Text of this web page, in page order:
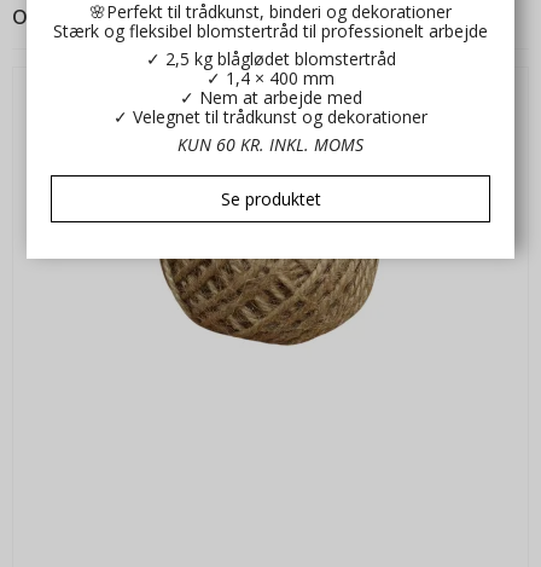
også købt🌸Perfekt til trådkunst, binderi og dekorationer
Stærk og fleksibel blomstertråd til professionelt arbejde
✓ 2,5 kg blåglødet blomstertråd
✓ 1,4 × 400 mm
✓ Nem at arbejde med
✓ Velegnet til trådkunst og dekorationer
KUN 60 KR. INKL. MOMS
Se produktet